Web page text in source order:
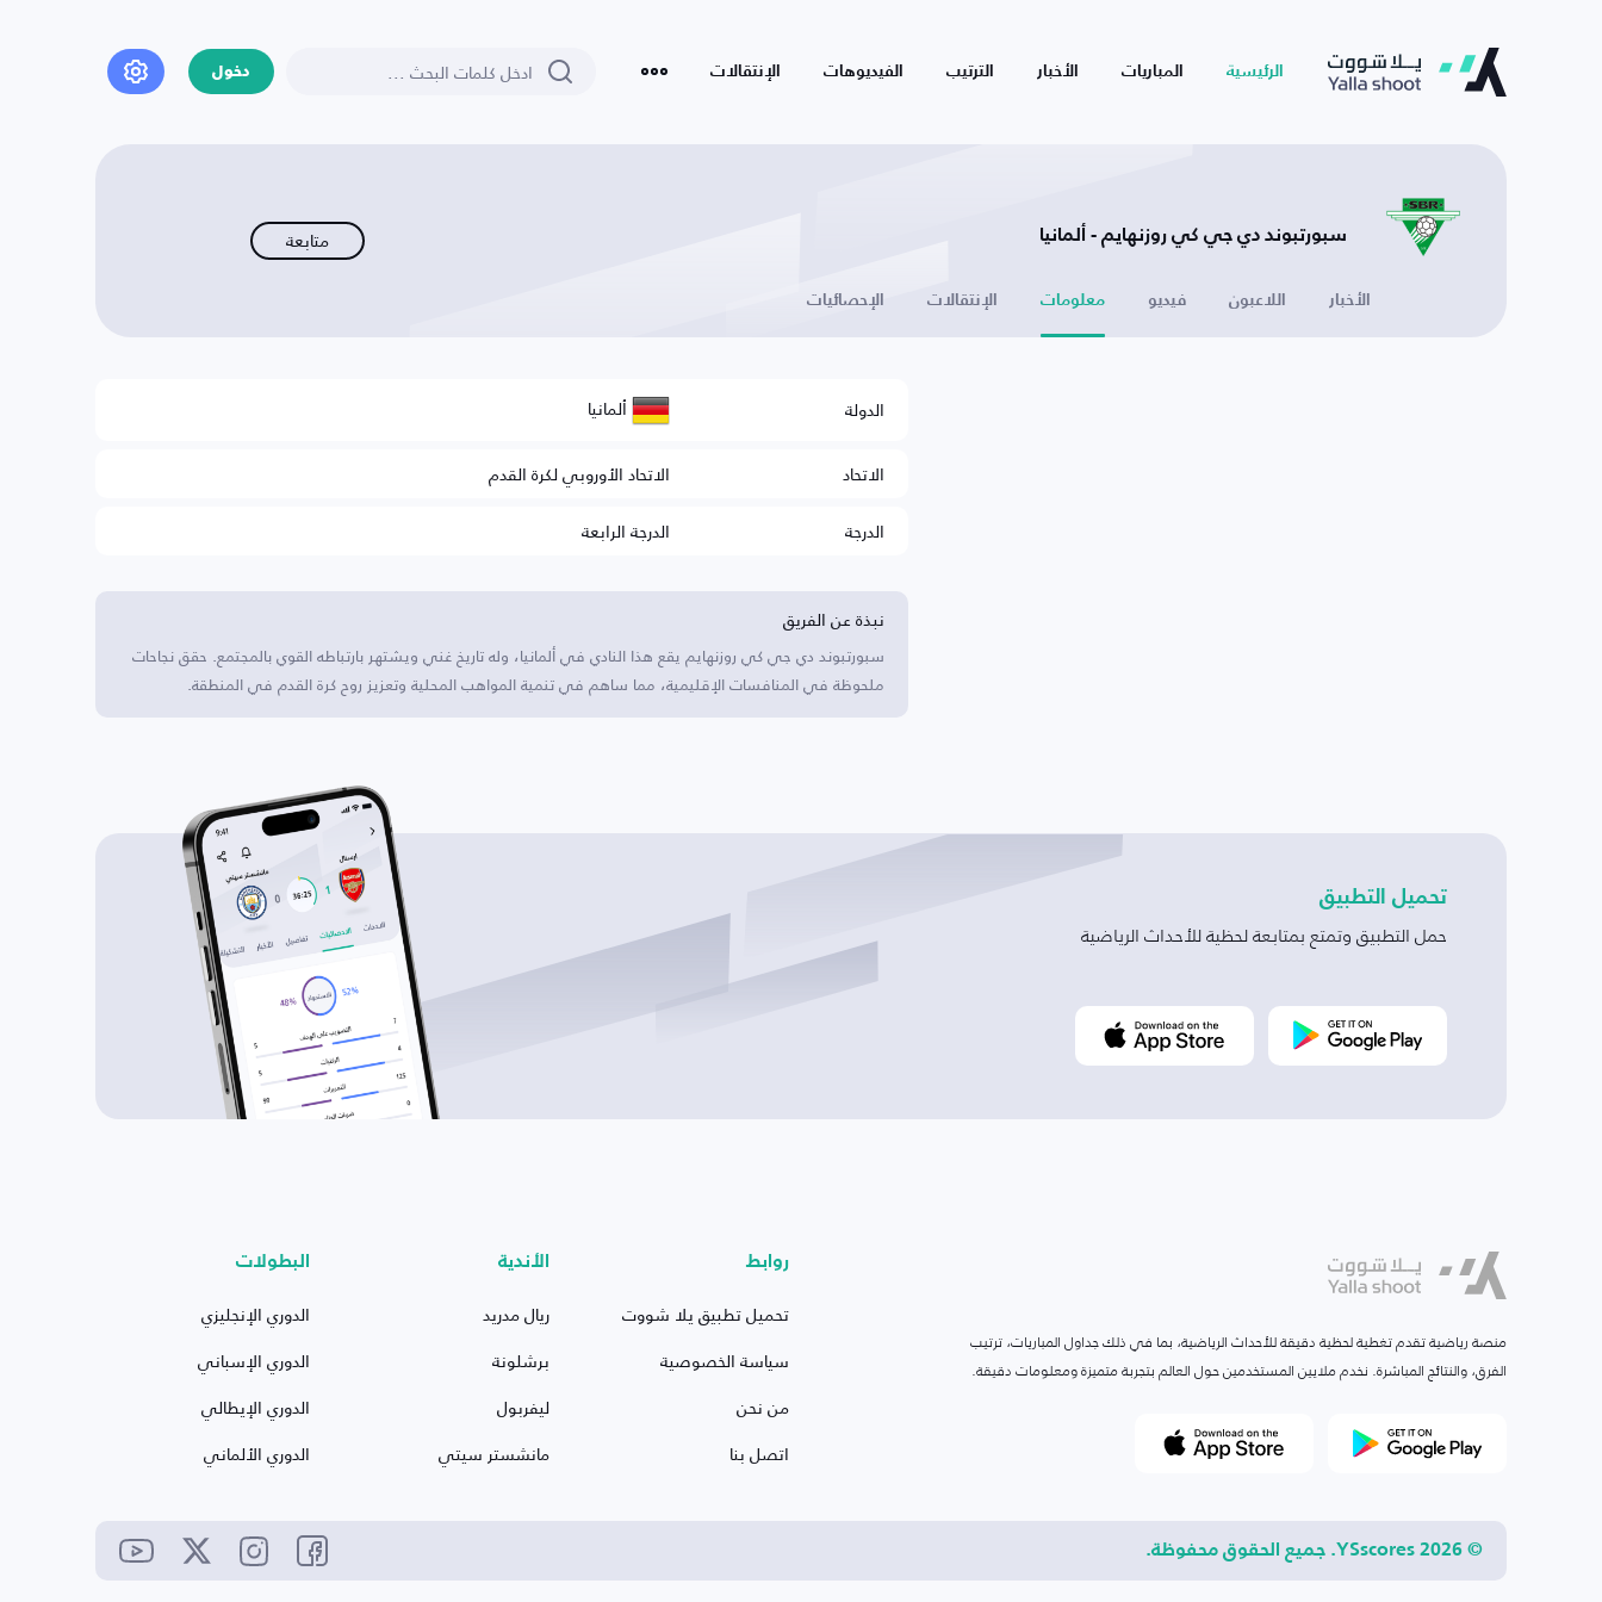
الرئيسية المباريات الأخبار الترتيب الفيديوهات الإنتقالات دخول
سبورتبوند دي جي كي روزنهايم - ألمانيا متابعة
الأخبار اللاعبون فيديو معلومات الإنتقالات الإحصائيات
الدولة ألمانيا
الاتحاد
الاتحاد الأوروبي لكرة القدم
الدرجة
الدرجة الرابعة
نبذة عن الفريق
سبورتبوند دي جي كي روزنهايم يقع هذا النادي في ألمانيا، وله تاريخ غني ويشتهر بارتباطه القوي بالمجتمع. حقق نجاحات
ملحوظة في المنافسات الإقليمية، مما ساهم في تنمية المواهب المحلية وتعزيز روح كرة القدم في المنطقة.
تحميل التطبيق
حمل التطبيق وتمتع بمتابعة لحظية للأحداث الرياضية
منصة رياضية تقدم تغطية لحظية دقيقة للأحداث الرياضية، بما في ذلك جداول المباريات، ترتيب
الفرق، والنتائج المباشرة. نخدم ملايين المستخدمين حول العالم بتجربة متميزة ومعلومات دقيقة.
روابط
تحميل تطبيق يلا شووت
سياسة الخصوصية
من نحن
اتصل بنا
الأندية
ريال مدريد
برشلونة
ليفربول
مانشستر سيتي
البطولات
الدوري الإنجليزي
الدوري الإسباني
الدوري الإيطالي
الدوري الألماني
© 2026 YSscores. جميع الحقوق محفوظة.